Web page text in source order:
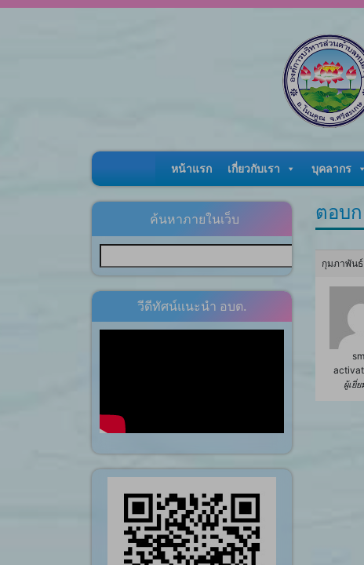
หน้าแรก เกี่ยวกับเรา บุคลากร
ค้นหาภายในเว็บ
วีดีทัศน์แนะนำ อบต.
ตอบ
กุมภาพันธ์
ผู้เยี่